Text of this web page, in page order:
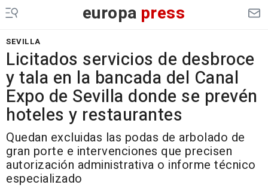
europa press
SEVILLA
Licitados servicios de desbroce
y tala en la bancada del Canal
Expo de Sevilla donde se prevén
hoteles y restaurantes
Quedan excluidas las podas de arbolado de
gran porte e intervenciones que precisen
autorización administrativa o informe técnico
especializado